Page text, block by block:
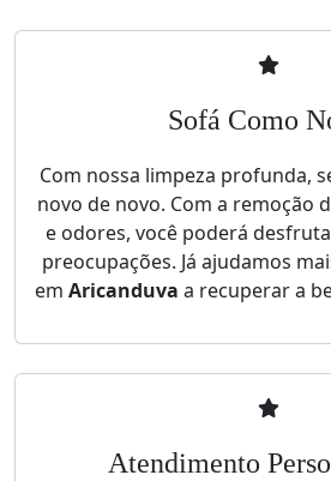
Sofá Como
Com nossa limpeza profunda,
novo de novo. Com a remoção
e odores, você poderá
preocupações. Já ajudamos
em Aricanduva a recuperar a
Atendimento